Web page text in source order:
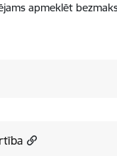
apmeklēt